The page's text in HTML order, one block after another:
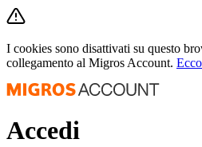
I cookies sono disattivati su questo
collegamento al Migros Account.
Accedi